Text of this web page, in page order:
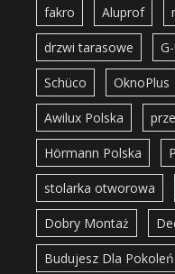
fakro Aluprof
drzwi tarasowe
Schüco OknoPlus
Awilux Polska
Hörmann Polska
stolarka otworowa
Dobry Montaż
Budujesz Dla Pokoleń